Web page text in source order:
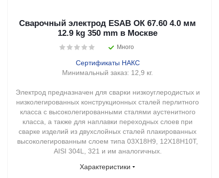
Сварочный электрод ESAB ОК 67.60 4.0 мм
12.9 kg 350 mm в Москве
Много
Сертификаты НАКС
Минимальный заказ: 12,9 кг.
Электрод предназначен для сварки низкоуглеродистых и
низколегированных конструкционных сталей перлитного
класса с высоколегированными сталями аустенитного
класса, а также для наплавки переходных слоев при
сварке изделий из двухслойных сталей плакированных
высоколегированным слоем типа 03Х18Н9, 12Х18Н10Т,
AISI 304L, 321 и им аналогичных.
Характеристики